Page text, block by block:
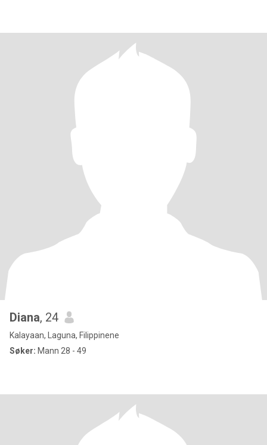
Diana, 24
Kalayaan, Laguna, Filippinene
Søker: Mann 28 - 49